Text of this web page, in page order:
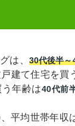
は、 30代後半～
建て住宅を買
年齢は40代前
平均世帯年収